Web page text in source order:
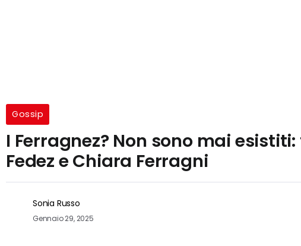
Gossip
I Ferragnez? Non sono mai
Fedez e Chiara Ferragni
Sonia Russo
Gennaio 29, 2025